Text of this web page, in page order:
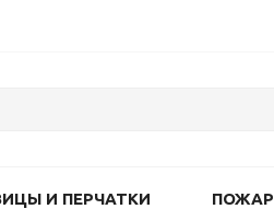
И ПЕРЧАТКИ